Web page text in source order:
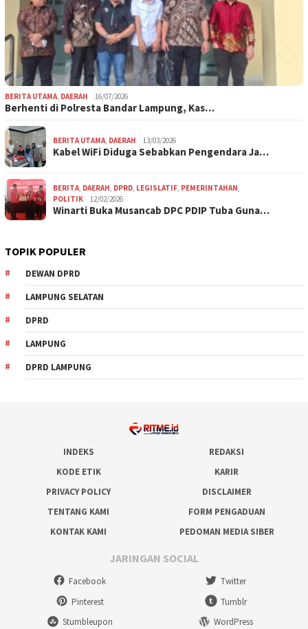
BERITA UTAMA DAERAH 16/07/2026
Berhenti di Polresta Bandar Lampung, Kas…
BERITA UTAMA DAERAH 13/03/2026
Kabel WiFi Diduga Sebabkan Pengendara Ja…
BERITA DAERAH DPRD LEGISLATIF PEMERINTAHAN
POLITIK
12/02/2026
Winarti Buka Musancab DPC PDIP Tuba Guna…
TOPIK POPULER
DEWAN DPRD
LAMPUNG SELATAN
DPRD
LAMPUNG
DPRD LAMPUNG
INDEKS
REDAKSI
KODE ETIK
KARIR
PRIVACY POLICY
DISCLAIMER
TENTANG KAMI
FORM PENGADUAN
KONTAK KAMI
PEDOMAN MEDIA SIBER
JARINGAN SOCIAL
Facebook
Twitter
Pinterest
Tumblr
Stumbleupon
WordPress